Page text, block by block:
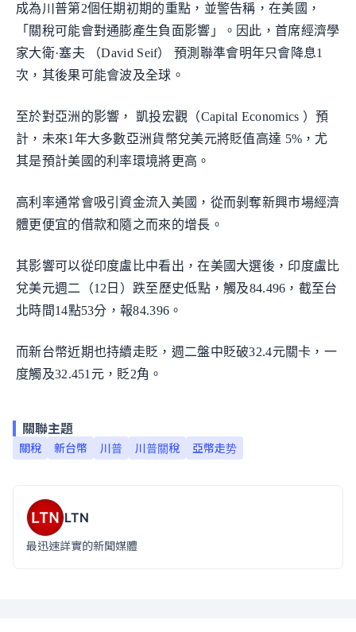
成為川普第2個任期初期的重點，並警告稱，在美國，
「關稅可能會對通膨產生負面影響」。因此，首席經濟學
家大衛·塞夫 （David Seif） 預測聯準會明年只會降息1
次，其後果可能會波及全球。
至於對亞洲的影響， 凱投宏觀（Capital Economics ）預
計，未來1年大多數亞洲貨幣兌美元將貶值高達 5%，尤
其是預計美國的利率環境將更高。
高利率通常會吸引資金流入美國，從而剝奪新興市場經濟
體更便宜的借款和隨之而來的增長。
其影響可以從印度盧比中看出，在美國大選後，印度盧比
兌美元週二（12日）跌至歷史低點，觸及84.496，截至台
北時間14點53分，報84.396。
而新台幣近期也持續走貶，週二盤中貶破32.4元關卡，一
度觸及32.451元，貶2角。
關聯主題
關稅 新台幣 川普 川普關稅 亞幣走势
LTN
最迅速詳實的新聞媒體